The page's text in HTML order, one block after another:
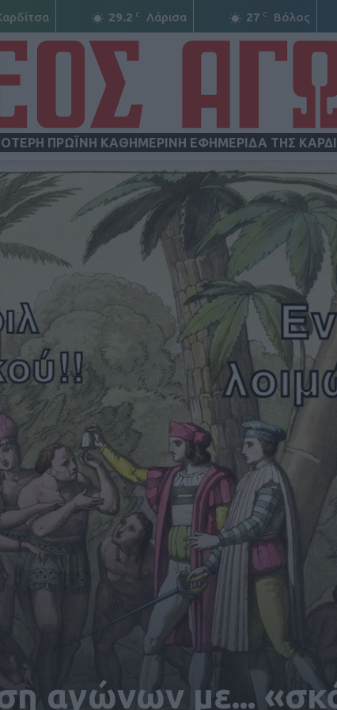
29.2 C Λάρισα 27 C Βόλος
ΠΡΩΪΝΗ ΚΑΘΗΜΕΡΙΝΗ ΕΦΗΜΕΡΙΔΑ ΤΗΣ
ΝΕΟΣ
ΑΓΩΝ
αγώνων με...